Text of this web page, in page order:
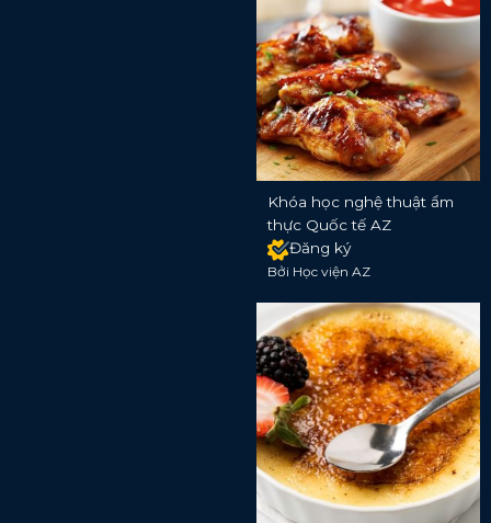
Khóa học nghệ thuật ẩm
thực Quốc tế AZ
Đăng ký
Bởi Học viện AZ